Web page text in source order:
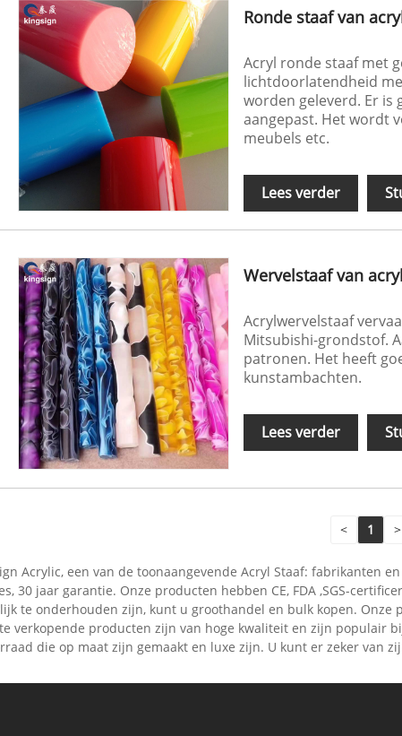
Ronde staaf van
Acryl ronde staaf met
lichtdoorlatendheid
worden geleverd. Er is
aangepast. Het wordt
meubels etc.
Lees verder
Wervelstaaf van acryl
Acrylwervelstaaf
Mitsubishi-grondstof.
patronen. Het heeft
kunstambachten.
Lees verder
< 1 >
Acrylic, een van de toonaangevende Acryl Staaf: fabrikanten
30 jaar garantie. Onze producten hebben CE, FDA ,SGS-
te onderhouden zijn, kunt u groothandel en bulk kopen.
verkopende producten zijn van hoge kwaliteit en zijn populair
die op maat zijn gemaakt en luxe zijn. U kunt er zeker van